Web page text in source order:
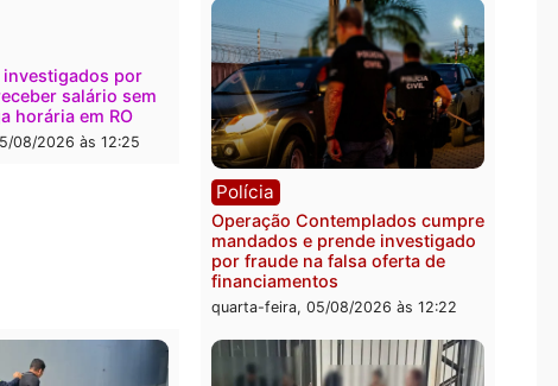
feira, 05/08/2026 às 12:42 quarta-feira, 05/08/2026 às 12:33
Eleitoral manda retirar
de Fúria após
Polícia
Com apenas 28% do efetivo,
estudo
quarta-feira, 05/08/2026 às 12:29